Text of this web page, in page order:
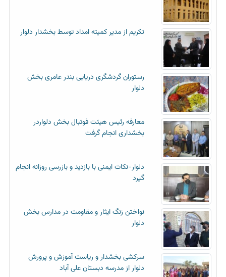
تکریم از مدیر کمیته امداد توسط بخشدار دلوار
رستوران گردشگری دریایی بندر عامری بخش
دلوار
معارفه رئیس هیئت فوتبال بخش دلواردر
بخشداری انجام گرفت
دلوار-نکات ایمنی با بازدید و بازرسی روزانه انجام
گیرد
نواختن زنگ ایثار و مقاومت در مدارس بخش
دلوار
سرکشی بخشدار و ریاست آموزش و پرورش
دلوار از مدرسه دبستان علی آباد